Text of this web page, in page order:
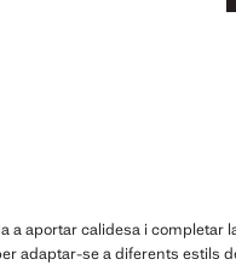
a aportar calidesa i completar
adaptar-se a diferents estils